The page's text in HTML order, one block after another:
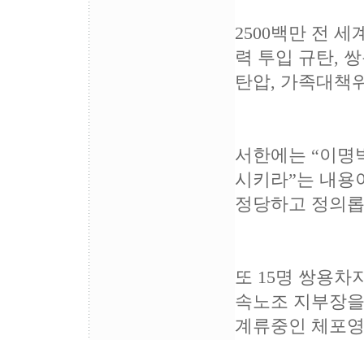
2500백만 전 세
력 투입 규탄,
탄압, 가족대책
서한에는 “이명
시키라”는 내용
정당하고 정의
또 15명 쌍용차
속노조 지부장
계류중인 체포